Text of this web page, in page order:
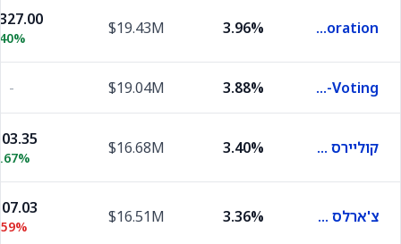
ROUND ONE Corporation
3.96%
$19.43M
Samsung Electronics Co Ltd Pfd Non-Voting
3.88%
$19.04M
-
קוליירס אינטרנשיונל גרופ 3.40%
$16.68M
צ'ארלס שוואב 3.36%
$16.51M